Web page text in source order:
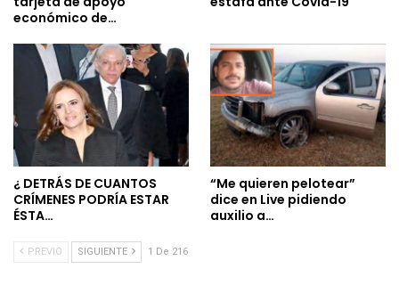
económico de…
¿ DETRÁS DE CUANTOS
CRÍMENES PODRÍA ESTAR
ÉSTA…
“Me quieren pelotear”
dice en Live pidiendo
auxilio a…
PREVIO SIGUIENTE 1 De 216